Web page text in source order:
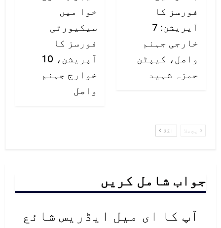
فورسز کا
آپریشن: 7
خارجی جہنم
واصل، کیپٹن
حمزہ شہید
خوا میں
سیکیورٹی
فورسز کا
آپریشن، 10
خوارج جہنم
واصل
پچھلا اگلا
جواب شامل کریں
آپ کا ای میل ایڈریس شائع